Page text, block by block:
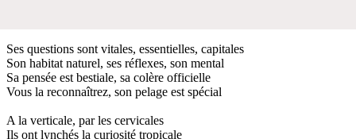
Ses questions sont vitales, essentielles, capitales
Son habitat naturel, ses réflexes, son mental
Sa pensée est bestiale, sa colère officielle
Vous la reconnaîtrez, son pelage est spécial
A la verticale, par les cervicales
Ils ont lynchés la curiosité tropicale